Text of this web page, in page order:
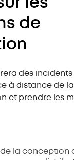
les
de
des
à distance de
et prendre les
la conception